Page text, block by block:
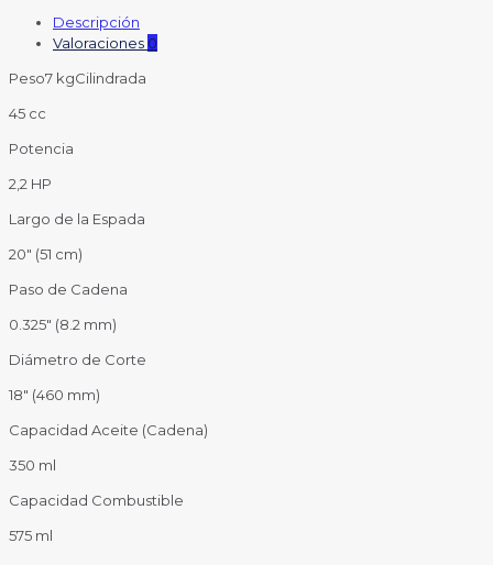
Descripción
Valoraciones 0
Peso7 kgCilindrada
45 cc
Potencia
2,2 HP
Largo de la Espada
20″ (51 cm)
Paso de Cadena
0.325″ (8.2 mm)
Diámetro de Corte
18″ (460 mm)
Capacidad Aceite (Cadena)
350 ml
Capacidad Combustible
575 ml